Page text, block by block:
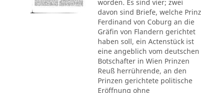
worden. Es sind vier; zwei
davon sind Briefe, welche Prinz
Ferdinand von Coburg an die
Gräfin von Flandern gerichtet
haben soll, ein Actenstück ist
eine angeblich vom deutschen
Botschafter in Wien Prinzen
Reuß herrührende, an den
Prinzen gerichtete politische
Eröffnung ohne